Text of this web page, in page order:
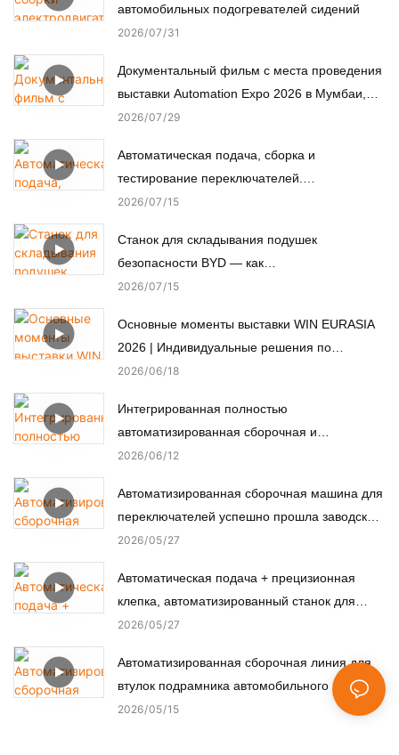
автомобильных подогревателей сидений
2026 07 31
Документальный фильм с места проведения
выставки Automation Expo 2026 в Мумбаи,
Индия.
2026 07 29
Автоматическая подача, сборка и
тестирование переключателей.
Автоматизированная сборочная машина.
2026 07 15
Станок для складывания подушек
безопасности BYD — как
автоматизированное производство
2026 07 15
Основные моменты выставки WIN EURASIA
2026 | Индивидуальные решения по
автоматизации для электроники,
промышленности
2026 06 18
Интегрированная полностью
автоматизированная сборочная и
испытательная линия для нестандартных
2026 06 12
Автоматизированная сборочная машина для
переключателей успешно прошла заводские
приемочные испытания (FAT) у турецкого
2026 05 27
Автоматическая подача + прецизионная
клепка, автоматизированный станок для
заклепки медных шпилек.
2026 05 27
Автоматизированная сборочная линия для
втулок подрамника автомобильного шасси
2026 05 15